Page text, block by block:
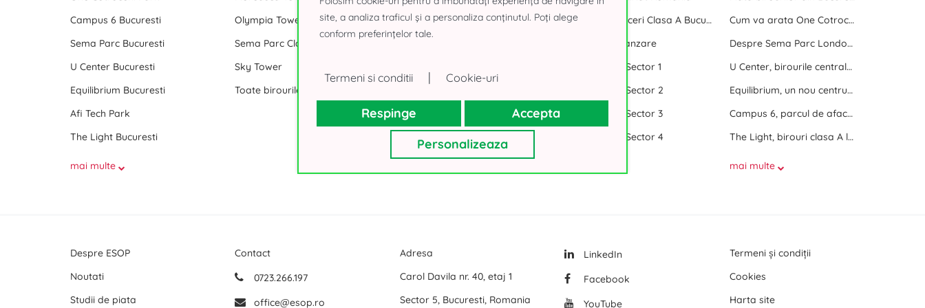
Campus 6 Bucuresti
Sema Parc Bucuresti
U Center Bucuresti
Equilibrium Bucuresti
Afi Tech Park
The Light Bucuresti
mai multe
Olympia Tower
Sema Parc Cladirea Paris
Sky Tower
Logicor Mogosoaia
VGP Park Bucharest
CTPark Bucharest
Centre de afaceri Clasa A Bucuresti
Terenuri de vanzare
Spatii birouri Sector 1
Spatii birouri Sector 2
Spatii birouri Sector 3
Spatii birouri Sector 4
Cum va arata One Cotroceni Park
Despre Sema Parc London si Sema Parc Oslo
U Center, birourile centrale dintre doua parcuri
Equilibrium, un nou centru de birouri langa Promenada Mall
Campus 6, parcul de afaceri de langa Politehnica Bucuresti
The Light, birouri clasa A langa Politehnica Bucuresti
mai multe
Despre ESOP
Noutati
Studii de piata
Contact
0723.266.197
office@esop.ro
Adresa
Carol Davila nr. 40, etaj 1
Sector 5, Bucuresti, Romania
LinkedIn
Facebook
YouTube
Termeni și condiții
Cookies
Harta site
site, a analiza traficul și a personaliza conținutul. Poți alege
conform preferințelor tale.
Termeni si conditii | Cookie-uri
Respinge
Accepta
Personalizeaza